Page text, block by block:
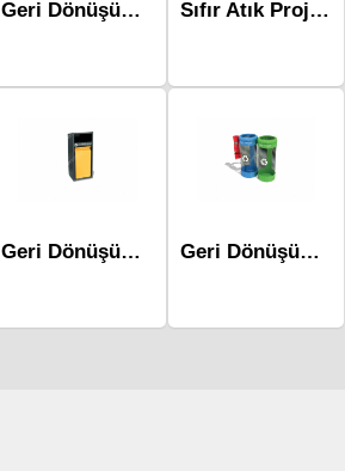
Geri Dönüşüm Atık Üniteleri Mak-680b-İkili Sıfır Atık Projesi Geri Dönüşüm Atık Ünitesi Mak-661a İkili
Geri Dönüşüm Atık Üniteleri Mak-671a-Tekli Geri Dönüşüm Atık Üniteleri Mak-697b